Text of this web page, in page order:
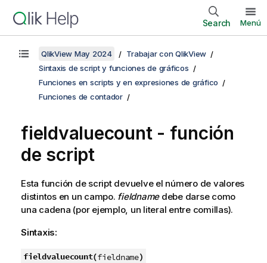
Search Menú
QlikView May 2024
Trabajar con QlikView
Sintaxis de script y funciones de gráficos
Funciones en scripts y en expresiones de gráfico
Funciones de contador
fieldvaluecount - función
de script
Esta función de script devuelve el número de valores
distintos en un campo. fieldnamedebe darse como
una cadena (por ejemplo, un literal entre comillas).
Sintaxis:
fieldvaluecount(fieldname)